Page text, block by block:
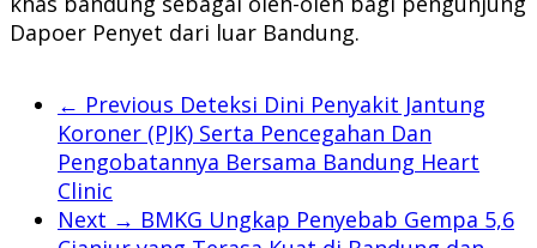
Dapoer Penyet dari luar Bandung.
← Previous Deteksi Dini Penyakit Jantung
Koroner (PJK) Serta Pencegahan Dan
Pengobatannya Bersama Bandung Heart
Clinic
Next → BMKG Ungkap Penyebab Gempa 5,6